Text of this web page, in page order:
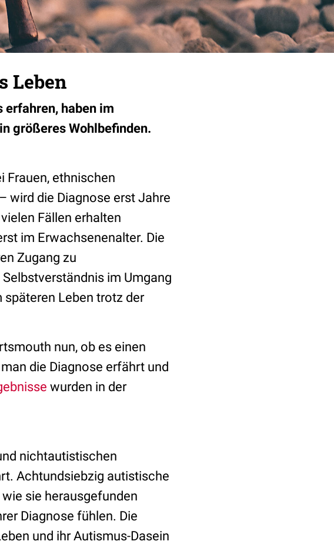
Leben
erfahren, haben im
größeres Wohlbefinden.
Frauen, ethnischen
wird die Diagnose erst Jahre
Fällen erhalten
im Erwachsenenalter. Die
Zugang zu
im Umgang
Leben trotz der
nun, ob es einen
die Diagnose erfährt und
wurden in der
nichtautistischen
Achtundsiebzig autistische
sie herausgefunden
Diagnose fühlen. Die
und ihr Autismus-Dasein